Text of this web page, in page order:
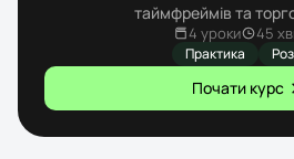
таймфреймів та
4 уроки 45
Практика
Почати курс